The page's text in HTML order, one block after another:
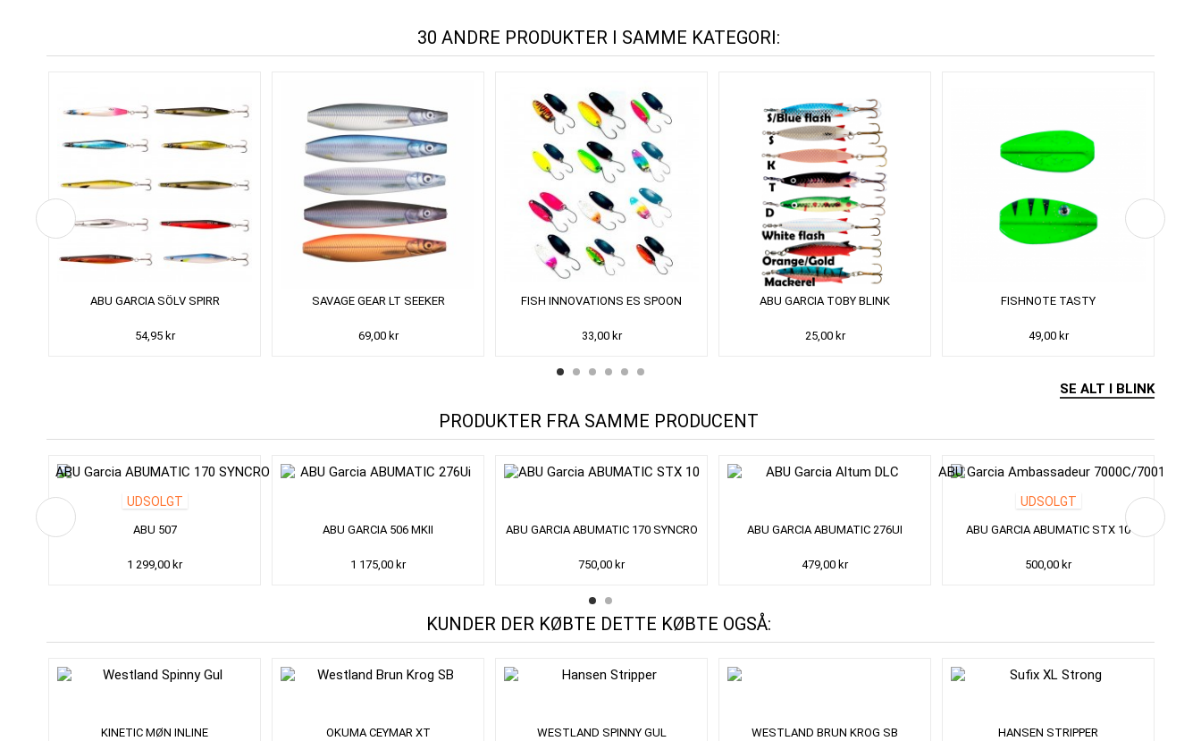
30 ANDRE PRODUKTER I SAMME KATEGORI:
ABU GARCIA SÖLV SPIRR
54,95 kr
SAVAGE GEAR LT SEEKER
69,00 kr
FISH INNOVATIONS ES SPOON
33,00 kr
ABU GARCIA TOBY BLINK
25,00 kr
FISHNOTE TASTY
49,00 kr
SE ALT I BLINK
PRODUKTER FRA SAMME PRODUCENT
UDSOLGT
ABU 507
1 299,00 kr
ABU GARCIA 506 MKII
1 175,00 kr
ABU GARCIA ABUMATIC 170 SYNCRO
750,00 kr
ABU GARCIA ABUMATIC 276UI
479,00 kr
UDSOLGT
ABU GARCIA ABUMATIC STX 10
500,00 kr
KUNDER DER KØBTE DETTE KØBTE OGSÅ:
KINETIC MØN INLINE OKUMA CEYMAR XT WESTLAND SPINNY GUL WESTLAND BRUN KROG SB HANSEN STRIPPER